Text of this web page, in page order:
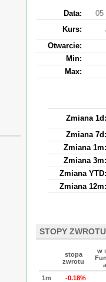
Data:
05
Kurs:
Otwarcie:
Min:
Max:
Zmiana 1d:
Zmiana 7d:
Zmiana 1m:
Zmiana 3m:
Zmiana YTD:
Zmiana 12m:
STOPY ZWROTU
stopa
zwrotu
w
1m
-0.18%